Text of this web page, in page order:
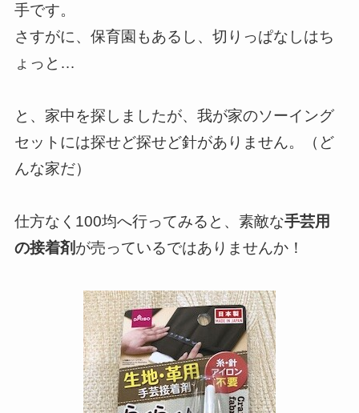
手です。
さすがに、保育園もあるし、切りっぱなしはち
ょっと…
と、家中を探しましたが、我が家のソーイング
セットには探せど探せど針がありません。（ど
んな家だ）
仕方なく100均へ行ってみると、素敵な手芸用
の接着剤が売っているではありませんか！